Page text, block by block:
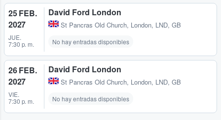
25 FEB.
2027
JUE.
7:30 p. m.
David Ford London
St Pancras Old Church, London, LND, GB
No hay entradas disponibles
26 FEB.
2027
VIE.
7:30 p. m.
David Ford London
St Pancras Old Church, London, LND, GB
No hay entradas disponibles